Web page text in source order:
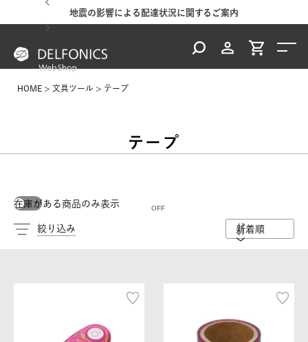
地震の影響による配達状況に関するご案内
HOME 文具ツール テープ
テープ
在庫がある商品のみ表示
絞り込み 新着順